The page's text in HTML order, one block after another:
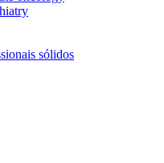
sólidos